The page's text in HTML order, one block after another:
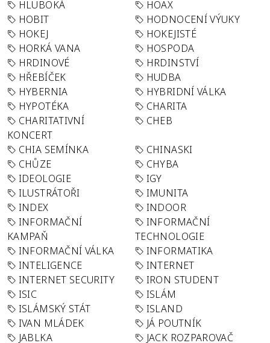
HLUBOKÁ
HOAX
HOBIT
HODNOCENÍ VÝUKY
HOKEJ
HOKEJISTÉ
HORKÁ VANA
HOSPODA
HRDINOVÉ
HRDINSTVÍ
HŘEBÍČEK
HUDBA
HYBERNIA
HYBRIDNÍ VÁLKA
HYPOTÉKA
CHARITA
CHARITATIVNÍ
KONCERT
CHEB
CHIA SEMÍNKA
CHINASKI
CHŮZE
CHYBA
IDEOLOGIE
IGY
ILUSTRÁTOŘI
IMUNITA
INDEX
INDOOR
INFORMAČNÍ
KAMPAŇ
INFORMAČNÍ
TECHNOLOGIE
INFORMAČNÍ VÁLKA
INFORMATIKA
INTELIGENCE
INTERNET
INTERNET SECURITY
IRON STUDENT
ISIC
ISLÁM
ISLÁMSKÝ STÁT
ISLAND
IVAN MLÁDEK
JÁ POUTNÍK
JABLKA
JACK ROZPAROVAČ